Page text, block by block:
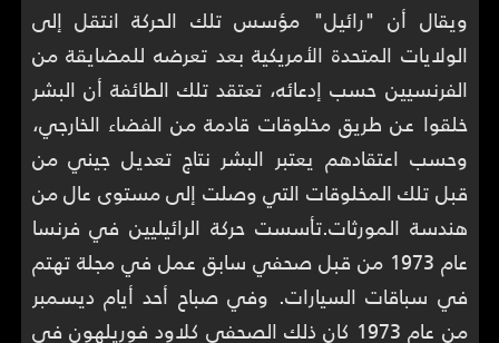
ويقال أن "رائيل" مؤسس تلك الحركة انتقل إلى
الولايات المتحدة الأمريكية بعد تعرضه للمضايقة من
الفرنسيين حسب إدعائه، تعتقد تلك الطائفة أن البشر
خلقوا عن طريق مخلوقات قادمة من الفضاء الخارجي،
وحسب اعتقادهم يعتبر البشر نتاج تعديل جيني من
قبل تلك المخلوقات التي وصلت إلى مستوى عال من
هندسة المورثات.تأسست حركة الرائيليين في فرنسا
عام 1973 من قبل صحفي سابق عمل في مجلة تهتم
في سباقات السيارات. وفي صباح أحد أيام ديسمبر
من عام 1973 كان ذلك الصحفي كلاود فوريلهون في